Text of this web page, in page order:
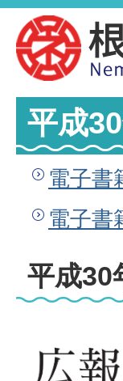
平成
電子書
電子書
平成30